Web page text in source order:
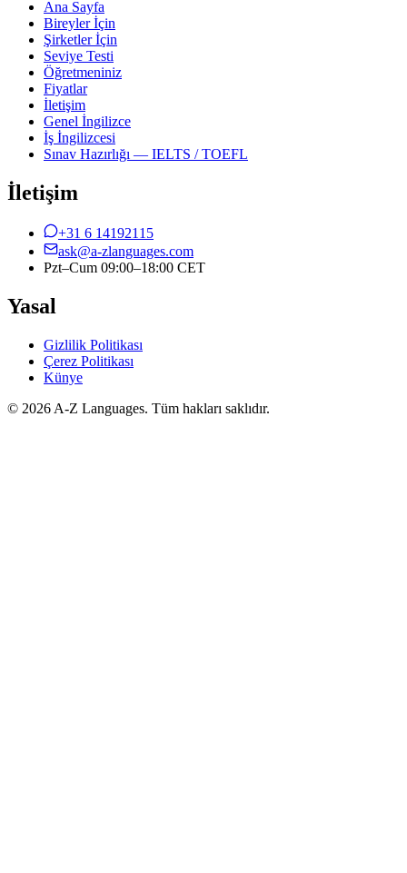
Ana Sayfa
Bireyler İçin
Şirketler İçin
Seviye Testi
Öğretmeniniz
Fiyatlar
İletişim
Genel İngilizce
İş İngilizcesi
Sınav Hazırlığı — IELTS / TOEFL
İletişim
+31 6 14192115
ask@a-zlanguages.com
Pzt–Cum 09:00–18:00 CET
Yasal
Gizlilik Politikası
Çerez Politikası
Künye
© 2026 A-Z Languages. Tüm hakları saklıdır.